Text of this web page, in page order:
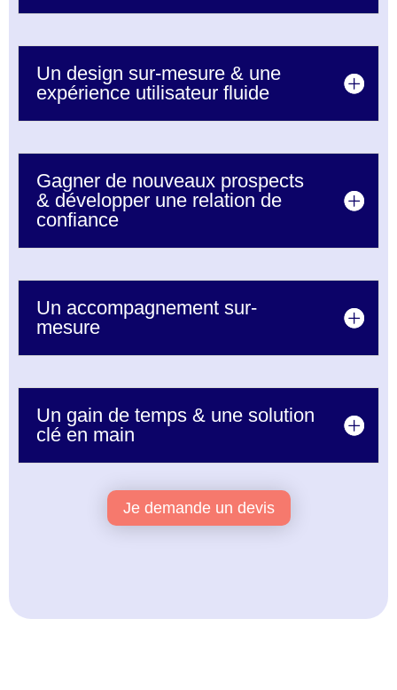
Un design sur-mesure & une
expérience utilisateur fluide
Gagner de nouveaux prospects
& développer une relation de
confiance
Un accompagnement sur-
mesure
Un gain de temps & une solution
clé en main
Je demande un devis